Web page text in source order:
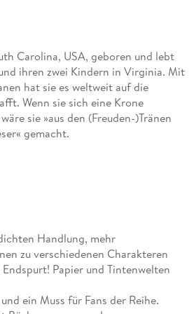
Carolina, USA, geboren und lebt
ihren zwei Kindern in Virginia. Mit
hat sie es weltweit auf die
Wenn sie sich eine Krone
sie »aus den (Freuden-)Tränen
gemacht.
Handlung, mehr
zu verschiedenen Charakteren
Papier und Tintenwelten
ein Muss für Fans der Reihe.